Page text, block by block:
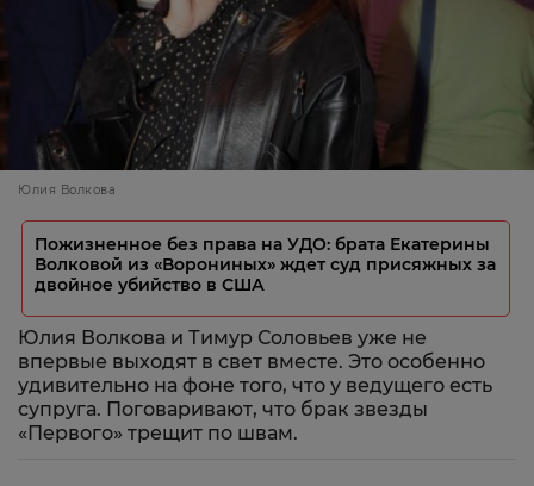
Юлия Волкова
Пожизненное без права на УДО: брата Екатерины
Волковой из «Ворониных» ждет суд присяжных за
двойное убийство в США
Юлия Волкова и Тимур Соловьев уже не
впервые выходят в свет вместе. Это особенно
удивительно на фоне того, что у ведущего есть
супруга. Поговаривают, что брак звезды
«Первого» трещит по швам.